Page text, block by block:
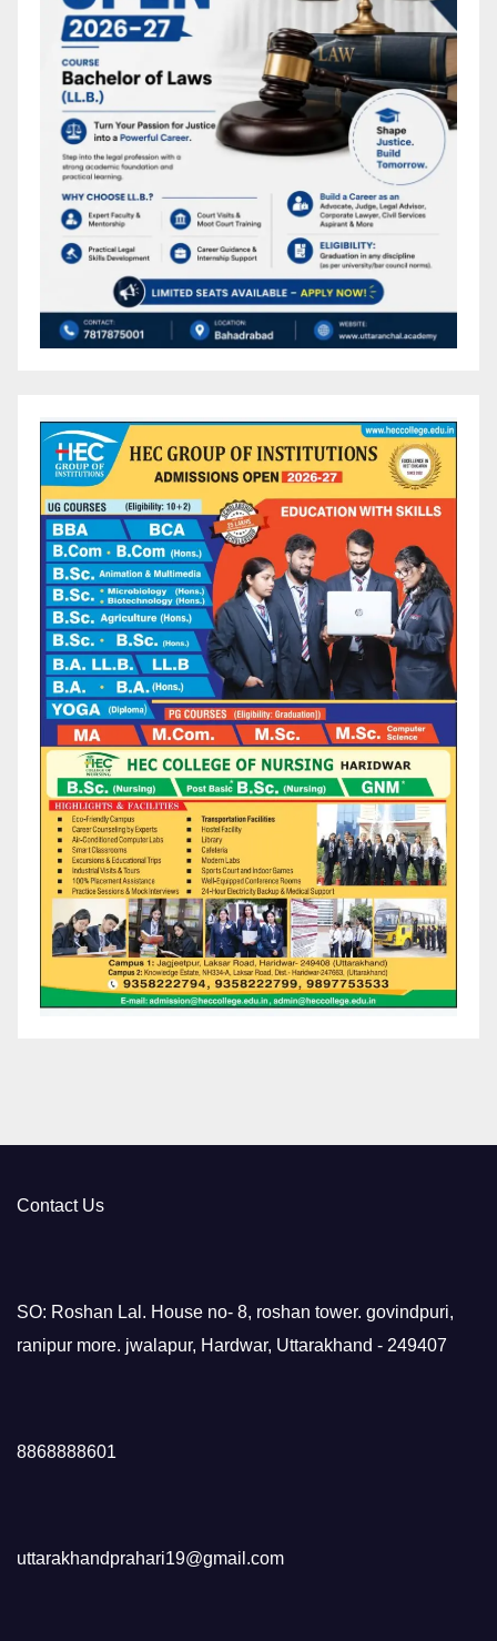
Contact Us
SO: Roshan Lal. House no- 8, roshan tower. govindpuri,
ranipur more. jwalapur, Hardwar, Uttarakhand - 249407
8868888601
uttarakhandprahari19@gmail.com